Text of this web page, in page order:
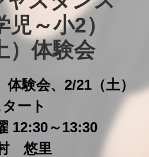
児～小2）
）体験会
体験会、2/21（土）
ート
12:30～13:30
悠里